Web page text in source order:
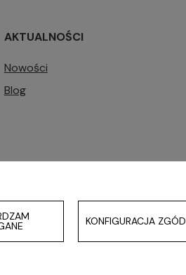
AKTUALNOŚCI
Nowości
Blog
KONFIGURACJA ZGÓD